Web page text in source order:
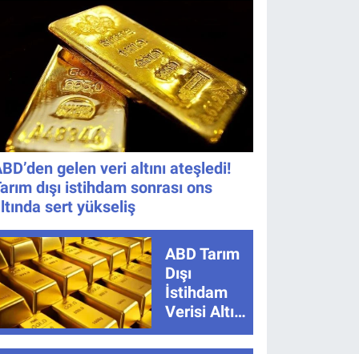
Nereden
İzlenir?
gelen veri altını ateşledi!
dışı istihdam sonrası ons
sert yükseliş
ABD Tarım
Dışı
İstihdam
Verisi Altını
Nasıl
Etkiler?